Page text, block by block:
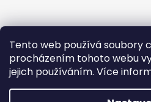
Tento web používá soubory
procházením tohoto webu
jejich používáním. Více
Prijímame online